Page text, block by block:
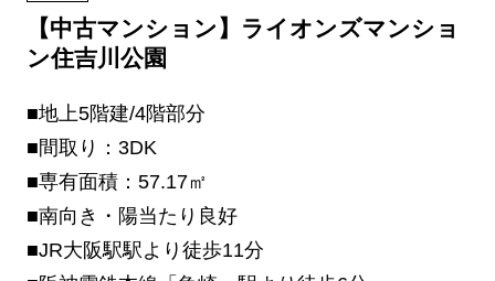
【中古マンション】ライオンズマンショ
ン住吉川公園
■地上5階建/4階部分
■間取り：3DK
■専有面積：57.17㎡
■南向き・陽当たり良好
■JR大阪駅駅より徒歩11分